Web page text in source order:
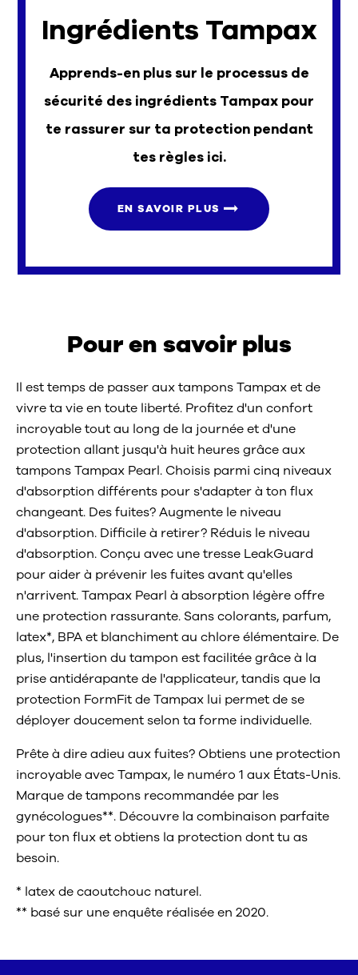
Ingrédients Tampax
Apprends-en plus sur le processus de
sécurité des ingrédients Tampax pour
te rassurer sur ta protection pendant
tes règles ici.
EN SAVOIR PLUS
Pour en savoir plus
Il est temps de passer aux tampons Tampax et de
vivre ta vie en toute liberté. Profitez d'un confort
incroyable tout au long de la journée et d'une
protection allant jusqu'à huit heures grâce aux
tampons Tampax Pearl. Choisis parmi cinq niveaux
d'absorption différents pour s'adapter à ton flux
changeant. Des fuites? Augmente le niveau
d'absorption. Difficile à retirer? Réduis le niveau
d'absorption. Conçu avec une tresse LeakGuard
pour aider à prévenir les fuites avant qu'elles
n'arrivent. Tampax Pearl à absorption légère offre
une protection rassurante. Sans colorants, parfum,
latex*, BPA et blanchiment au chlore élémentaire. De
plus, l'insertion du tampon est facilitée grâce à la
prise antidérapante de l'applicateur, tandis que la
protection FormFit de Tampax lui permet de se
déployer doucement selon ta forme individuelle.
Prête à dire adieu aux fuites? Obtiens une protection
incroyable avec Tampax, le numéro 1 aux États-Unis.
Marque de tampons recommandée par les
gynécologues**. Découvre la combinaison parfaite
pour ton flux et obtiens la protection dont tu as
besoin.
* latex de caoutchouc naturel.
** basé sur une enquête réalisée en 2020.